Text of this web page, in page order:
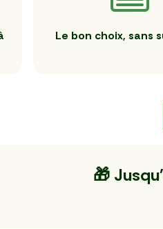
Le bon choix, sans
🎁